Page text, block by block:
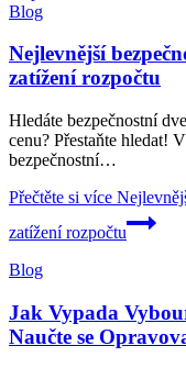
Blog
Nejlevnější
zatížení rozpočtu
Hledáte bezpečnostní
cenu? Přestaňte hledat!
bezpečnostní…
Přečtěte si více
zatížení rozpočtu
Blog
Jak Vypada
Naučte se